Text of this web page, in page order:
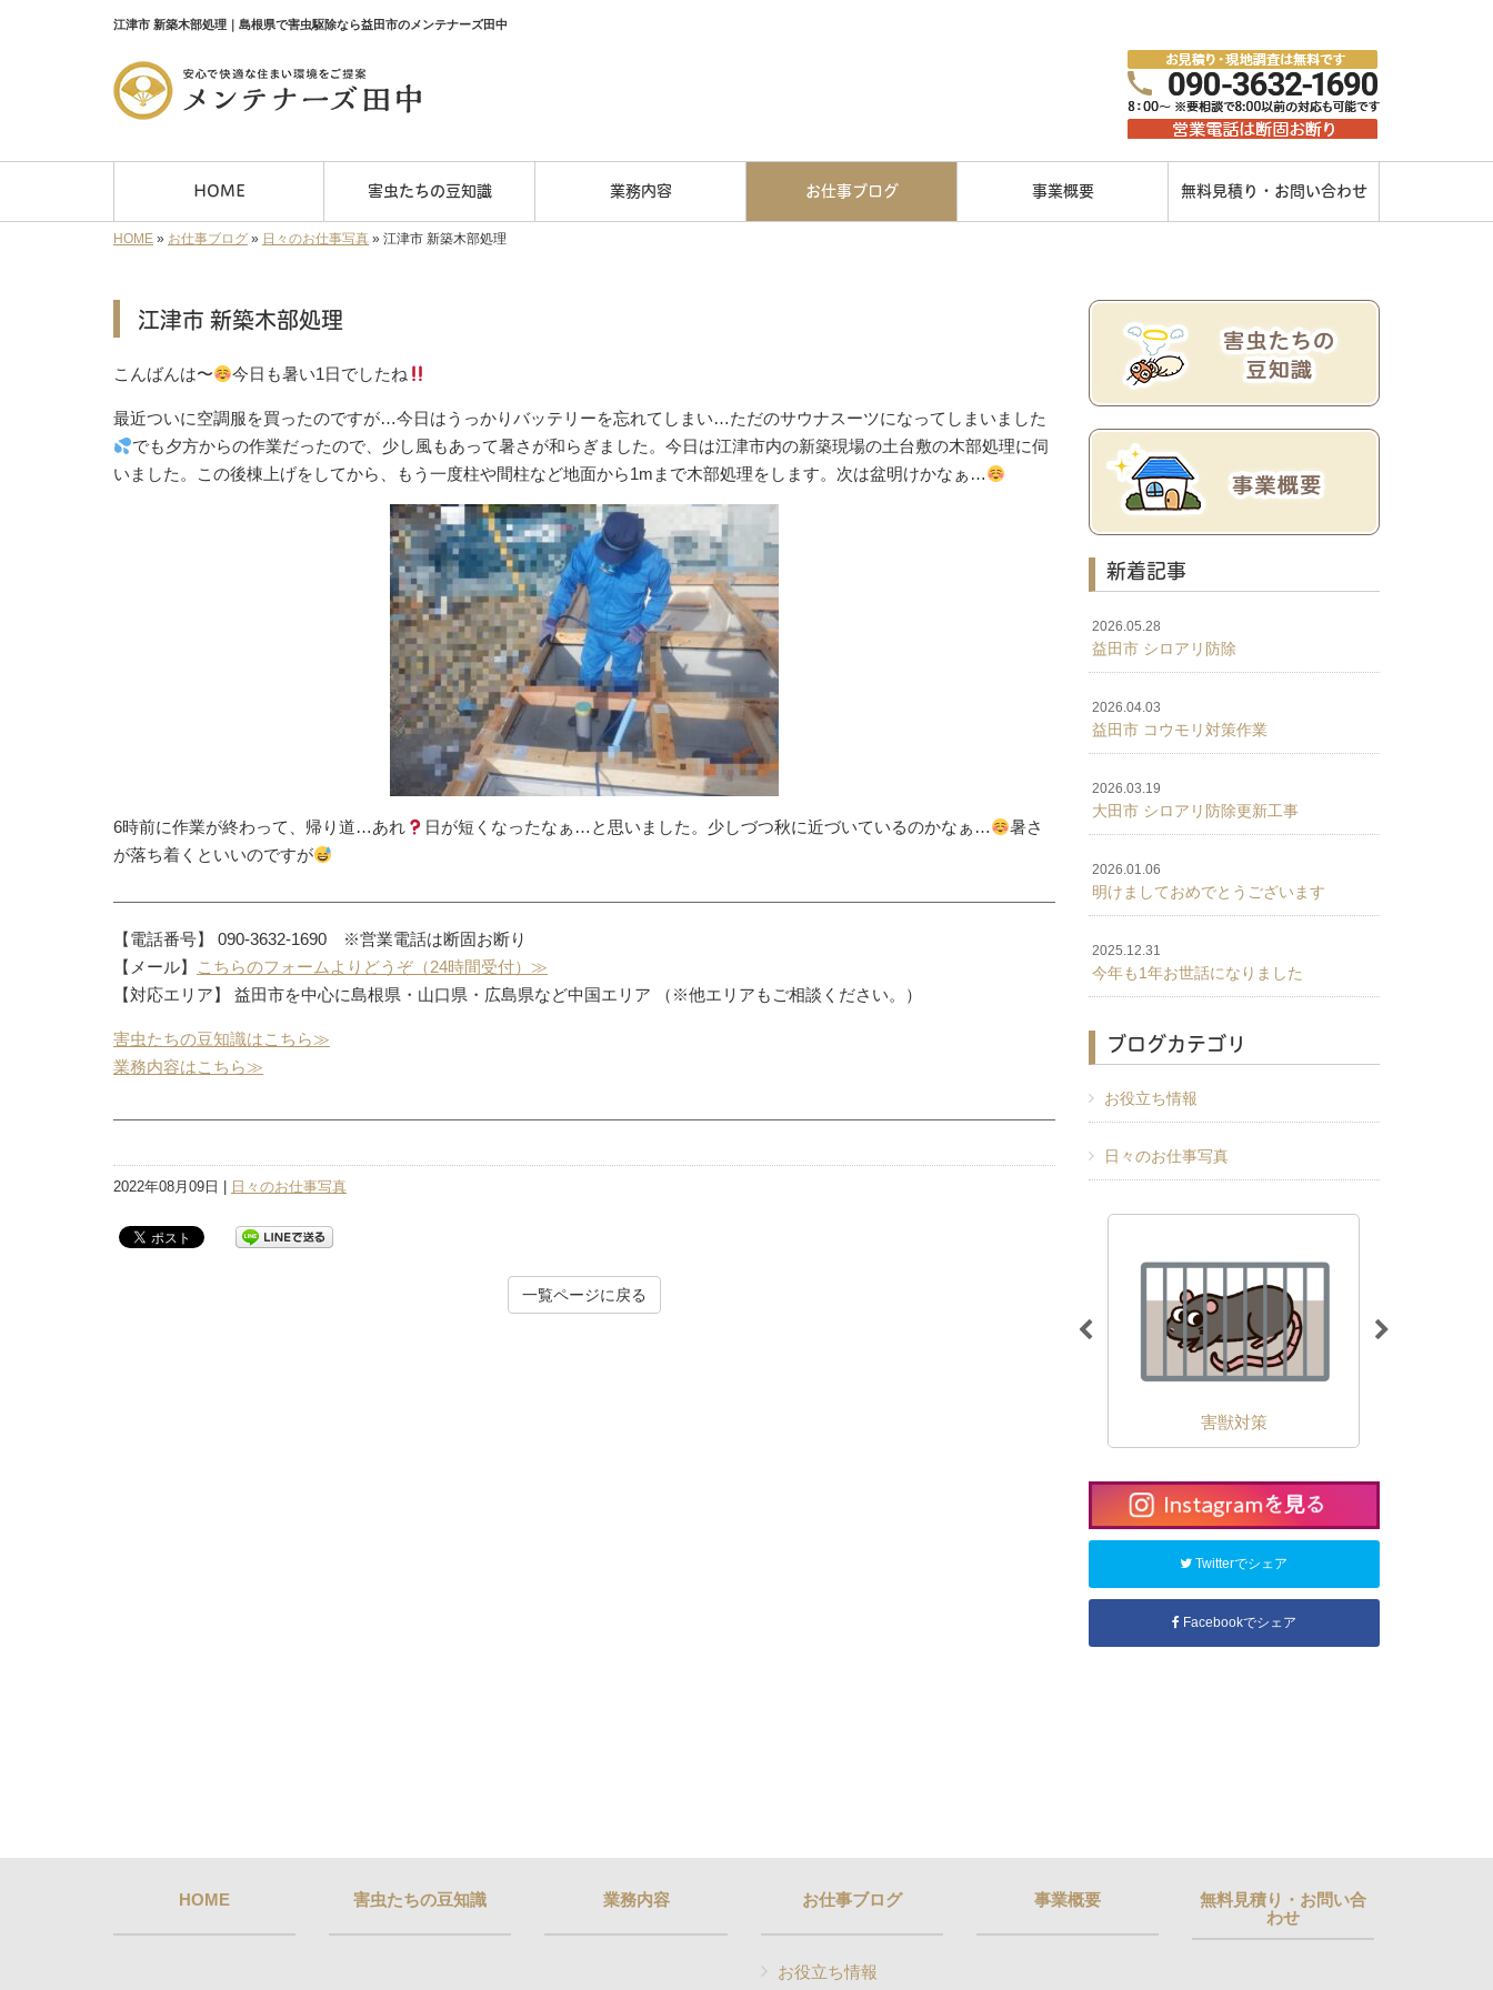
江津市 新築木部処理｜島根県で害虫駆除なら益田市のメンテナーズ田中
HOME 害虫たちの豆知識 業務内容 お仕事ブログ 事業概要 無料見積り・お問い合わせ
HOME » お仕事ブログ » 日々のお仕事写真 » 江津市 新築木部処理
江津市 新築木部処理
こんばんは〜 今日も暑い1日でしたね
最近ついに空調服を買ったのですが…今日はうっかりバッテリーを忘れてしまい…ただのサウナスーツになってしまいました‪
‬でも夕方からの作業だったので、少し風もあって暑さが和らぎました。今日は江津市内の新築現場の土台敷の木部処理に伺
いました。この後棟上げをしてから、もう一度柱や間柱など地面から1mまで木部処理をします。次は盆明けかなぁ…
6時前に作業が終わって、帰り道…あれ 日が短くなったなぁ…と思いました。少しづつ秋に近づいているのかなぁ…
暑さ
が落ち着くといいのですが
【電話番号】 090-3632-1690 ※営業電話は断固お断り
【メール】
こちらのフォームよりどうぞ（24時間受付）≫
【対応エリア】 益田市を中心に島根県・山口県・広島県など中国エリア （※他エリアもご相談ください。）
害虫たちの豆知識はこちら≫
業務内容はこちら≫
2022年08月09日 | 日々のお仕事写真
一覧ページに戻る
新着記事
2026.05.28
益田市 シロアリ防除
2026.04.03
益田市 コウモリ対策作業
2026.03.19
大田市 シロアリ防除更新工事
2026.01.06
明けましておめでとうございます
2025.12.31
今年も1年お世話になりました
ブログカテゴリ
お役立ち情報
日々のお仕事写真
害獣対策
Twitterでシェア
Facebookでシェア
HOME 害虫たちの豆知識 業務内容 お仕事ブログ
お役立ち情報
事業概要
無料見積り・お問い合
わせ